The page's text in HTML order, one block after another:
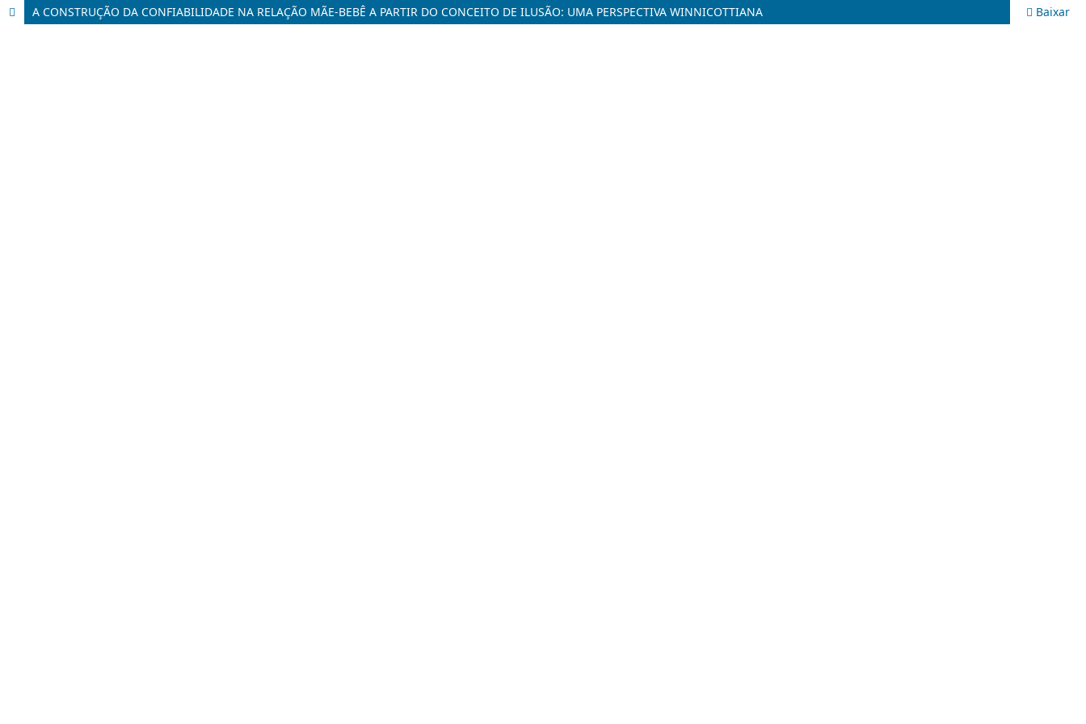
A CONSTRUÇÃO DA CONFIABILIDADE NA RELAÇÃO MÃE-BEBÊ A PARTIR DO CONCEITO DE ILUSÃO: UMA PERSPECTIVA WINNICOTTIANA Baixar